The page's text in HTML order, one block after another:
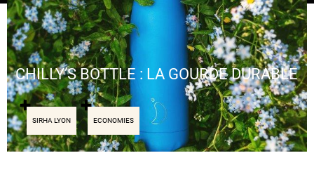
SIRHA LYON ECONOMIES
CHILLY’S BOTTLE : LA GOURDE DURABLE